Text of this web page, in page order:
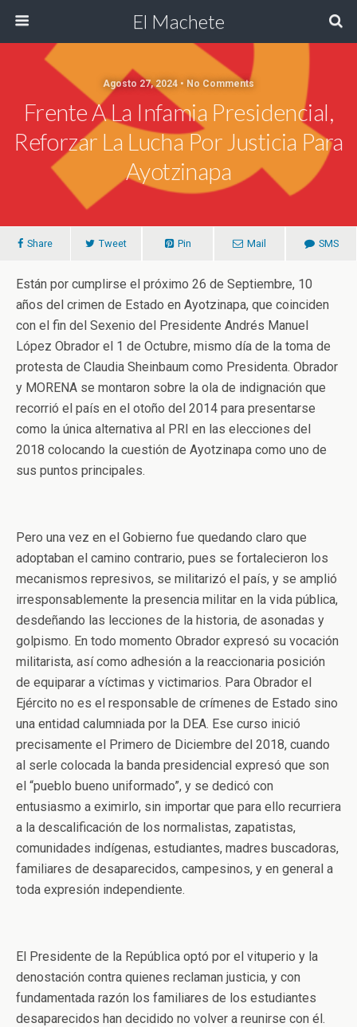
El Machete
Agosto 27, 2024 • No Comments
Frente A La Infamia Presidencial,
Reforzar La Lucha Por Justicia Para
Ayotzinapa
Share Tweet Pin Mail SMS
Están por cumplirse el próximo 26 de Septiembre, 10
años del crimen de Estado en Ayotzinapa, que coinciden
con el fin del Sexenio del Presidente Andrés Manuel
López Obrador el 1 de Octubre, mismo día de la toma de
protesta de Claudia Sheinbaum como Presidenta. Obrador
y MORENA se montaron sobre la ola de indignación que
recorrió el país en el otoño del 2014 para presentarse
como la única alternativa al PRI en las elecciones del
2018 colocando la cuestión de Ayotzinapa como uno de
sus puntos principales.
Pero una vez en el Gobierno fue quedando claro que
adoptaban el camino contrario, pues se fortalecieron los
mecanismos represivos, se militarizó el país, y se amplió
irresponsablemente la presencia militar en la vida pública,
desdeñando las lecciones de la historia, de asonadas y
golpismo. En todo momento Obrador expresó su vocación
militarista, así como adhesión a la reaccionaria posición
de equiparar a víctimas y victimarios. Para Obrador el
Ejército no es el responsable de crímenes de Estado sino
una entidad calumniada por la DEA. Ese curso inició
precisamente el Primero de Diciembre del 2018, cuando
al serle colocada la banda presidencial expresó que son
el “pueblo bueno uniformado”, y se dedicó con
entusiasmo a eximirlo, sin importar que para ello recurriera
a la descalificación de los normalistas, zapatistas,
comunidades indígenas, estudiantes, madres buscadoras,
familiares de desaparecidos, campesinos, y en general a
toda expresión independiente.
El Presidente de la República optó por el vituperio y la
denostación contra quienes reclaman justicia, y con
fundamentada razón los familiares de los estudiantes
desaparecidos han decidido no volver a reunirse con él.